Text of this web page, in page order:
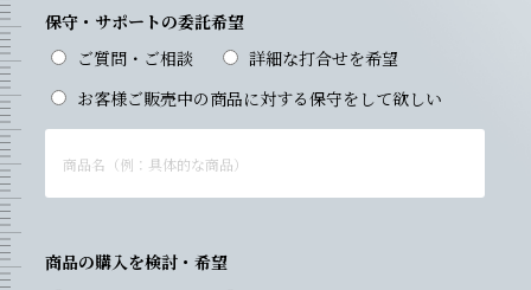
保守・サポートの委託希望
ご質問・ご相談
詳細な打合せを希望
お客様ご販売中の商品に対する保守をして欲しい
商品の購入を検討・希望